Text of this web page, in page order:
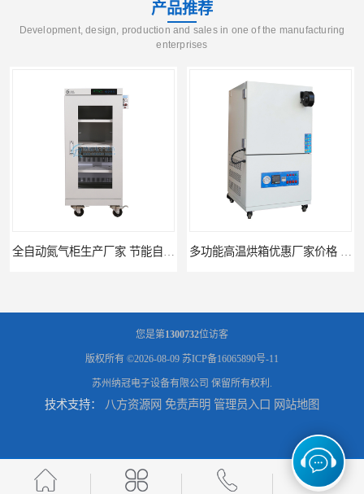
产品推荐
Development, design, production and sales in one of the manufacturing
enterprises
广州天河高温烘箱厂家供应 智能高温烘箱非标定制价格 全自动电子防潮柜厂家优惠定制 全自动防潮柜设备供应
您是第1300732位访客
版权所有 ©2026-08-09 苏ICP备16065890号-11
苏州纳冠电子设备有限公司 保留所有权利.
技术支持： 八方资源网 免责声明 管理员入口 网站地图